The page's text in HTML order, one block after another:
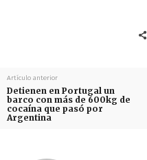
Artículo anterior
Detienen en Portugal un
barco con más de 600kg de
cocaína que pasó por
Argentina